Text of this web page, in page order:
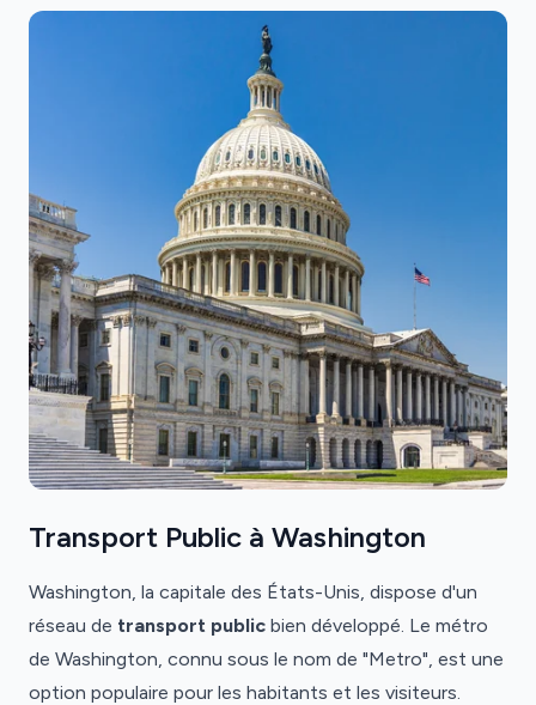
Transport Public à Washington
Washington, la capitale des États-Unis, dispose d'un
réseau de transport public bien développé. Le métro
de Washington, connu sous le nom de "Metro", est une
option populaire pour les habitants et les visiteurs.